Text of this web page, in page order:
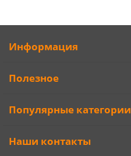
Информация
Полезное
Популярные категории
Наши контакты